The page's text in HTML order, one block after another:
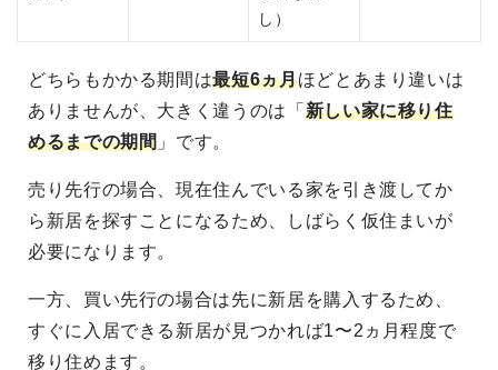
し）
どちらもかかる期間は最短6ヵ月ほどとあまり違いは
ありませんが、大きく違うのは「 新しい家に移り住
めるまでの期間 」です。
売り先行の場合、現在住んでいる家を引き渡してか
ら新居を探すことになるため、しばらく仮住まいが
必要になります。
一方、買い先行の場合は先に新居を購入するため、
すぐに入居できる新居が見つかれば1〜2ヵ月程度で
移り住めます。